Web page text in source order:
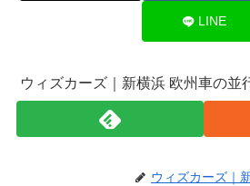
LINE
ウィズカーズ｜新横浜 欧州車の並
ウィズカーズ｜